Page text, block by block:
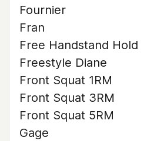
Fournier
Fran
Free Handstand Hold
Freestyle Diane
Front Squat 1RM
Front Squat 3RM
Front Squat 5RM
Gage